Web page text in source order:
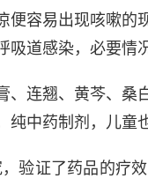
容易出现咳嗽
道感染，必要情
连翘、黄芩、
中药制剂，儿童
验证了药品的疗